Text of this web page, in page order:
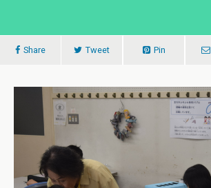
Share Tweet Pin